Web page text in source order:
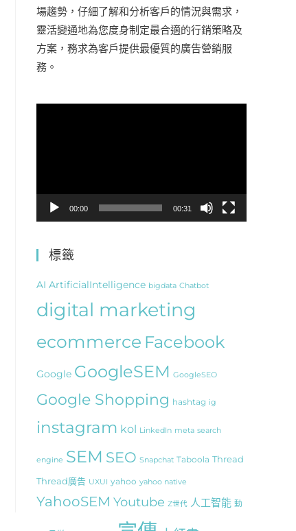
場趨勢，仔細了解和分析客戶的情況與需求，
靈活變通地為您度身制定最合適的行銷策略及
方案，務求為客戶提供最優質的廣告營銷服
務。
00:00 00:31
標籤
AI ArtificialIntelligence bigdata Chatbot
digital marketing
ecommerce Facebook
Google GoogleSEM GoogleSEO
Google Shopping hashtag ig
instagram kol LinkedIn meta search
engine SEM SEO Snapchat Taboola Thread
Thread廣告 UXUI yahoo yahoo native
YahooSEM Youtube Z世代 人工智能 動